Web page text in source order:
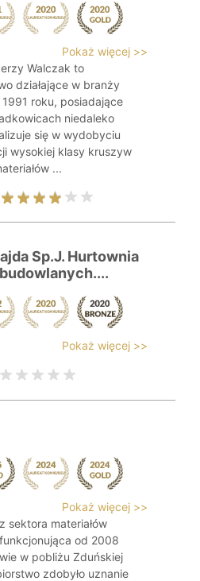
Pokaż więcej >>
Walczak to
działające w branży
roku, posiadające
niedaleko
się w wydobyciu
wysokiej klasy kruszyw
...
Sp.J. Hurtownia
Pokaż więcej >>
Pokaż więcej >>
sektora materiałów
od 2008
w pobliżu Zduńskiej
zdobyło uznanie